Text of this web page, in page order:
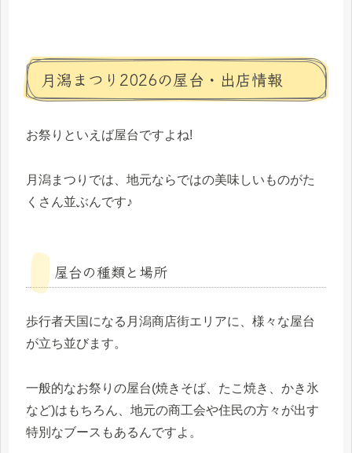
月潟まつり2026の屋台・出店情報
お祭りといえば屋台ですよね!
月潟まつりでは、地元ならではの美味しいものがた
くさん並ぶんです♪
屋台の種類と場所
歩行者天国になる月潟商店街エリアに、様々な屋台
が立ち並びます。
一般的なお祭りの屋台(焼きそば、たこ焼き、かき氷
など)はもちろん、地元の商工会や住民の方々が出す
特別なブースもあるんですよ。